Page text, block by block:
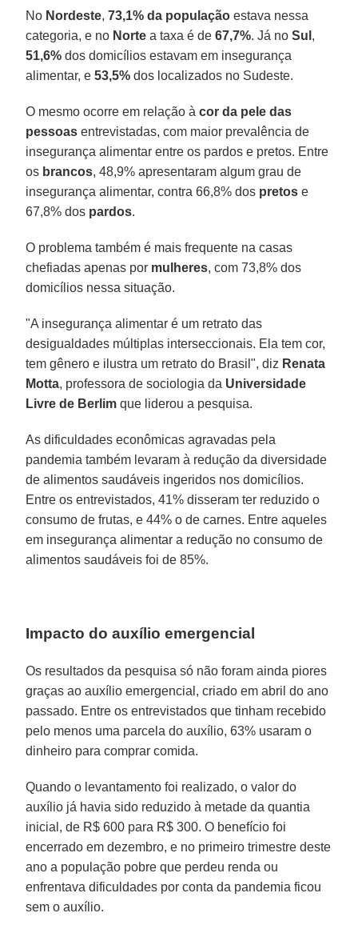
No Nordeste,73,1% da população estava nessa
categoria, e no Norte a taxa é de67,7%. Já noSul ,
51,6% dos domicílios estavam em insegurança
alimentar, e 53,5% dos localizados no Sudeste.
O mesmo ocorre em relação àcor da pele das
pessoas entrevistadas, com maior prevalência de
insegurança alimentar entre os pardos e pretos. Entre
os brancos, 48,9% apresentaram algum grau de
insegurança alimentar, contra 66,8% dos pretos e
67,8% dos pardos.
O problema também é mais frequente na casas
chefiadas apenas por mulheres, com 73,8% dos
domicílios nessa situação.
"A insegurança alimentar é um retrato das
desigualdades múltiplas interseccionais. Ela tem cor,
tem gênero e ilustra um retrato do Brasil", diz Renata
Motta, professora de sociologia da Universidade
Livre de Berlim que liderou a pesquisa.
As dificuldades econômicas agravadas pela
pandemia também levaram à redução da diversidade
de alimentos saudáveis ingeridos nos domicílios.
Entre os entrevistados, 41% disseram ter reduzido o
consumo de frutas, e 44% o de carnes. Entre aqueles
em insegurança alimentar a redução no consumo de
alimentos saudáveis foi de 85%.
Impacto do auxílio emergencial
Os resultados da pesquisa só não foram ainda piores
graças ao auxílio emergencial, criado em abril do ano
passado. Entre os entrevistados que tinham recebido
pelo menos uma parcela do auxílio, 63% usaram o
dinheiro para comprar comida.
Quando o levantamento foi realizado, o valor do
auxílio já havia sido reduzido à metade da quantia
inicial, de R$ 600 para R$ 300. O benefício foi
encerrado em dezembro, e no primeiro trimestre deste
ano a população pobre que perdeu renda ou
enfrentava dificuldades por conta da pandemia ficou
sem o auxílio.